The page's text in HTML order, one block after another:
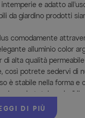
e adatto
da giardino prodotti
comodamente
alluminio color
alta qualità
così potrete sedervi di
è stabile nella forma
- in totale quindi
impilate - quando non
DI PIÙ